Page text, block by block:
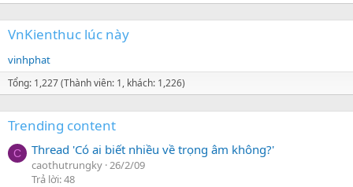
VnKienthuc lúc này
vinhphat
Tổng: 1,227 (Thành viên: 1, khách: 1,226)
Trending content
C Thread 'Có ai biết nhiều về trọng âm không?'
caothutrungky 26/2/09
Trả lời: 48